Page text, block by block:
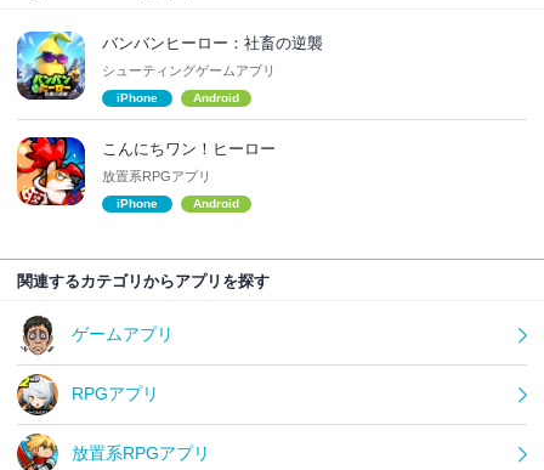
バンバンヒーロー：社畜の逆襲
シューティングゲームアプリ
iPhone Android
こんにちワン！ヒーロー
放置系RPGアプリ
iPhone Android
関連するカテゴリからアプリを探す
ゲームアプリ
RPGアプリ
放置系RPGアプリ